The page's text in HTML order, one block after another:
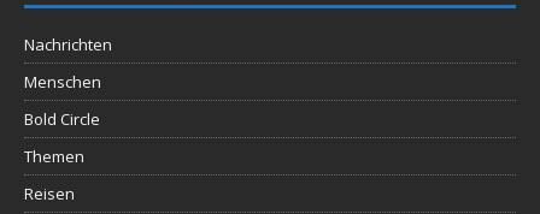
Nachrichten
Menschen
Bold Circle
Themen
Reisen